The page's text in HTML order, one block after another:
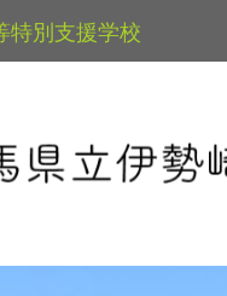
特別支援学校